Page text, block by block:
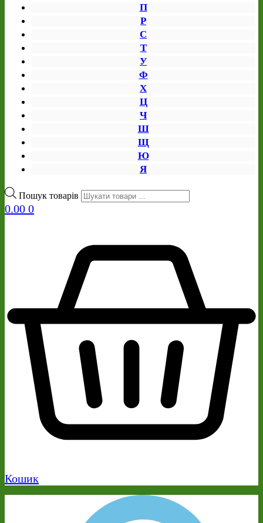
П
Р
С
Т
У
Ф
Х
Ц
Ч
Ш
Щ
Ю
Я
Пошук товарів
0.00 0
Кошик